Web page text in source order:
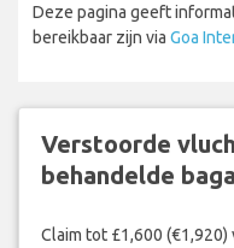
Deze pagina geeft
bereikbaar zijn via Goa
Verstoorde
behandelde
Claim tot £1,600